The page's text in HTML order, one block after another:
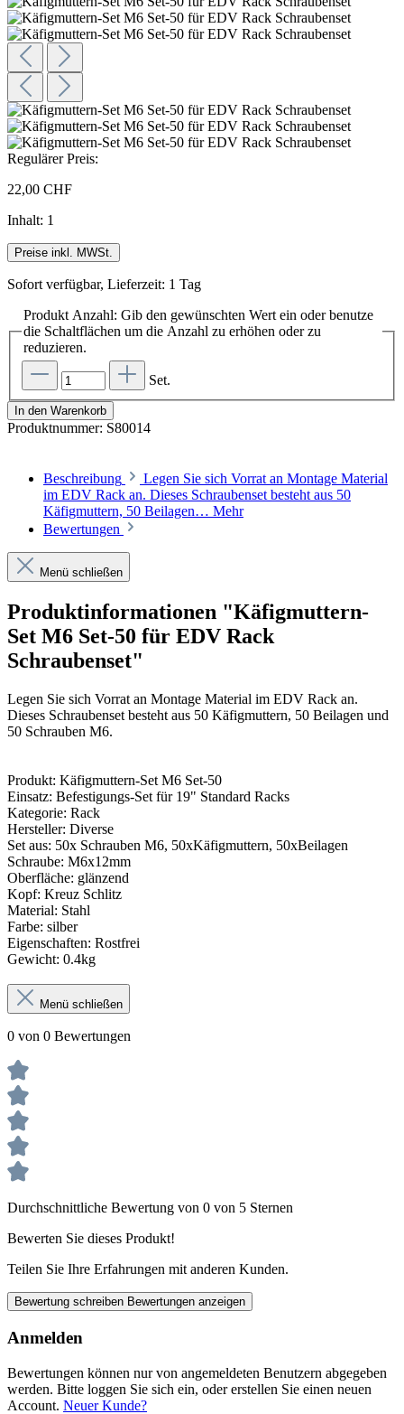
Regulärer Preis:
22,00 CHF
Inhalt: 1
Preise inkl. MWSt.
Sofort verfügbar, Lieferzeit: 1 Tag
Produkt Anzahl: Gib den gewünschten Wert ein oder benutze
die Schaltflächen um die Anzahl zu erhöhen oder zu
reduzieren.
Set.
In den Warenkorb
Produktnummer: S80014
Beschreibung
Legen Sie sich Vorrat an Montage Material
im EDV Rack an. Dieses Schraubenset besteht aus 50
Käfigmuttern, 50 Beilagen… Mehr
Bewertungen
Menü schließen
Produktinformationen "Käfigmuttern-
Set M6 Set-50 für EDV Rack
Schraubenset"
Legen Sie sich Vorrat an Montage Material im EDV Rack an.
Dieses Schraubenset besteht aus 50 Käfigmuttern, 50 Beilagen und
50 Schrauben M6.
Produkt: Käfigmuttern-Set M6 Set-50
Einsatz: Befestigungs-Set für 19" Standard Racks
Kategorie: Rack
Hersteller: Diverse
Set aus: 50x Schrauben M6, 50xKäfigmuttern, 50xBeilagen
Schraube: M6x12mm
Oberfläche: glänzend
Kopf: Kreuz Schlitz
Material: Stahl
Farbe: silber
Eigenschaften: Rostfrei
Gewicht: 0.4kg
Menü schließen
0 von 0 Bewertungen
Durchschnittliche Bewertung von 0 von 5 Sternen
Bewerten Sie dieses Produkt!
Teilen Sie Ihre Erfahrungen mit anderen Kunden.
Bewertung schreiben Bewertungen anzeigen
Anmelden
Bewertungen können nur von angemeldeten Benutzern abgegeben
werden. Bitte loggen Sie sich ein, oder erstellen Sie einen neuen
Account. Neuer Kunde?